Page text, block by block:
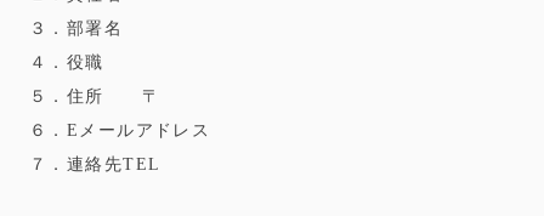
３．部署名
４．役職
５．住所 〒
６．Eメールアドレス
７．連絡先TEL